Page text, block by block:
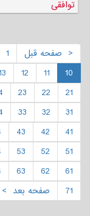
توافقی
< صفحه قبل 1
10
11
12
21
22
23
31
32
33
41
42
43
51
52
53
61
62
63
71
صفحه بعد >